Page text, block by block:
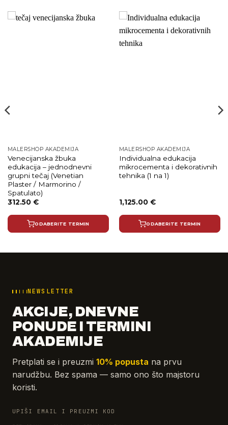
MALERSHOP AKADEMIJA
Venecijanska žbuka
edukacija – jednodnevni
grupni tečaj (Venetian
Plaster / Marmorino /
Spatulato)
312.50 €
ODABERITE TERMIN
MALERSHOP AKADEMIJA
Individualna edukacija
mikrocementa i dekorativnih
tehnika (1 na 1)
1,125.00 €
ODABERITE TERMIN
NEWSLETTER
AKCIJE, DNEVNE
PONUDE I TERMINI
AKADEMIJE
Pretplati se i preuzmi 10% popusta na prvu
narudžbu. Bez spama — samo ono što majstoru
koristi.
UPIŠI EMAIL I PREUZMI KOD